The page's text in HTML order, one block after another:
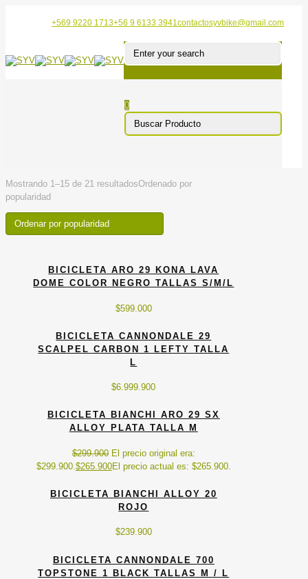
+569 9220 1713+56 9 6133 3941contactosyvbike@gmail.com
0
Mostrando 1–15 de 21 resultadosOrdenado por
popularidad
BICICLETA ARO 29 KONA LAVA
DOME COLOR NEGRO TALLAS S/M/L
$599.000
BICICLETA CANNONDALE 29
SCALPEL CARBON 1 LEFTY TALLA
L
$6.999.900
BICICLETA BIANCHI ARO 29 SX
ALLOY PLATA TALLA M
$299.900 El precio original era:
$299.900. $265.900El precio actual es: $265.900.
BICICLETA BIANCHI ALLOY 20
ROJO
$239.900
BICICLETA CANNONDALE 700
TOPSTONE 1 BLACK TALLAS M / L